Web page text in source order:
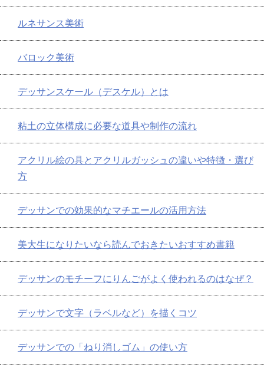
ルネサンス美術
バロック美術
デッサンスケール（デスケル）とは
粘土の立体構成に必要な道具や制作の流れ
アクリル絵の具とアクリルガッシュの違いや特徴・選び
方
デッサンでの効果的なマチエールの活用方法
美大生になりたいなら読んでおきたいおすすめ書籍
デッサンのモチーフにりんごがよく使われるのはなぜ？
デッサンで文字（ラベルなど）を描くコツ
デッサンでの「ねり消しゴム」の使い方